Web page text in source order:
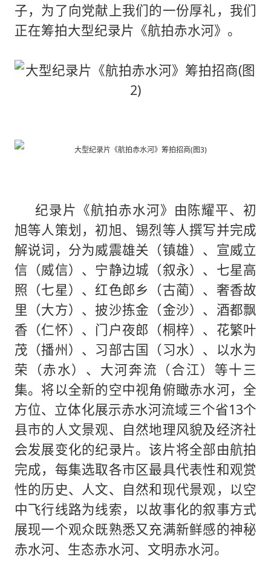
子，为了向党献上我们的一份厚礼，我们
正在筹拍大型纪录片《航拍赤水河》。
纪录片《航拍赤水河》由陈耀平、初
旭等人策划，初旭、锡烈等人撰写并完成
解说词，分为威震雄关（镇雄）、宣威立
信（威信）、宁静边城（叙永）、七星高
照（七星）、红色郎乡（古蔺）、奢香故
里（大方）、披沙拣金（金沙）、酒都飘
香（仁怀）、门户夜郎（桐梓）、花繁叶
茂（播州）、习部古国（习水）、以水为
荣（赤水）、大河奔流（合江）等十三
集。将以全新的空中视角俯瞰赤水河，全
方位、立体化展示赤水河流域三个省13个
县市的人文景观、自然地理风貌及经济社
会发展变化的纪录片。该片将全部由航拍
完成，每集选取各市区最具代表性和观赏
性的历史、人文、自然和现代景观，以空
中飞行线路为线索，以故事化的叙事方式
展现一个观众既熟悉又充满新鲜感的神秘
赤水河、生态赤水河、文明赤水河。